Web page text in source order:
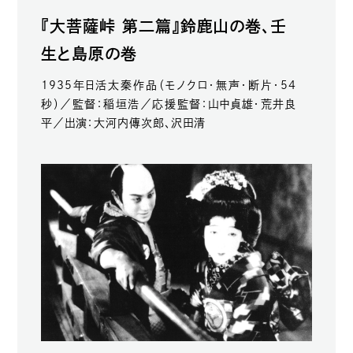
『大菩薩峠 第二篇』鈴鹿山の巻、壬
生と島原の巻
1935年日活太秦作品（モノクロ・無声・断片・54
秒）／監督：稲垣浩／応援監督：山中貞雄・荒井良
平／出演：大河内傳次郎、沢田清